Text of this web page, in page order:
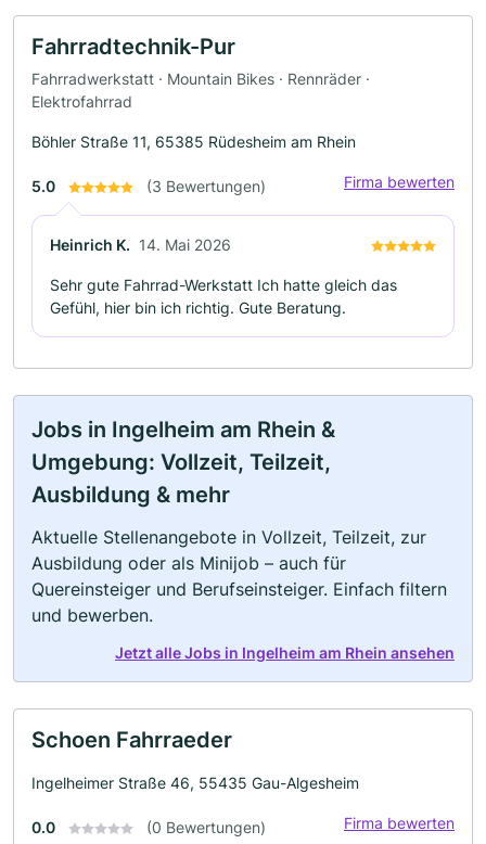
Fahrradtechnik-Pur
Fahrradwerkstatt · Mountain Bikes · Rennräder ·
Elektrofahrrad
Böhler Straße 11, 65385 Rüdesheim am Rhein
5.0 (3 Bewertungen) Firma bewerten
Heinrich K. 14. Mai 2026
Sehr gute Fahrrad-Werkstatt Ich hatte gleich das
Gefühl, hier bin ich richtig. Gute Beratung.
Jobs in Ingelheim am Rhein &
Umgebung: Vollzeit, Teilzeit,
Ausbildung & mehr
Aktuelle Stellenangebote in Vollzeit, Teilzeit, zur
Ausbildung oder als Minijob – auch für
Quereinsteiger und Berufseinsteiger. Einfach filtern
und bewerben.
Jetzt alle Jobs in Ingelheim am Rhein ansehen
Schoen Fahrraeder
Ingelheimer Straße 46, 55435 Gau-Algesheim
0.0 (0 Bewertungen) Firma bewerten